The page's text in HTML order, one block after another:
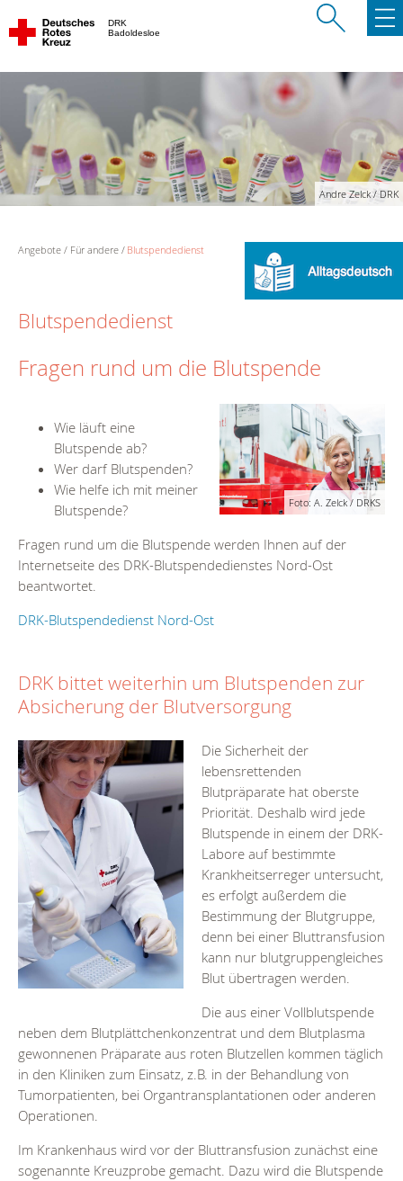
DRK
Badoldesloe
Andre Zelck / DRK
Angebote Für andere Blutspendedienst
Blutspendedienst
Fragen rund um die Blutspende
Foto: A. Zelck / DRKS
Wie läuft eine
Blutspende ab?
Wer darf Blutspenden?
Wie helfe ich mit meiner
Blutspende?
Fragen rund um die Blutspende werden Ihnen auf der
Internetseite des DRK-Blutspendedienstes Nord-Ost
beantwortet.
DRK-Blutspendedienst Nord-Ost
DRK bittet weiterhin um Blutspenden zur
Absicherung der Blutversorgung
Die Sicherheit der
lebensrettenden
Blutpräparate hat oberste
Priorität. Deshalb wird jede
Blutspende in einem der DRK-
Labore auf bestimmte
Krankheitserreger untersucht,
es erfolgt außerdem die
Bestimmung der Blutgruppe,
denn bei einer Bluttransfusion
kann nur blutgruppengleiches
Blut übertragen werden.
Die aus einer Vollblutspende
neben dem Blutplättchenkonzentrat und dem Blutplasma
gewonnenen Präparate aus roten Blutzellen kommen täglich
in den Kliniken zum Einsatz, z.B. in der Behandlung von
Tumorpatienten, bei Organtransplantationen oder anderen
Operationen.
Im Krankenhaus wird vor der Bluttransfusion zunächst eine
sogenannte Kreuzprobe gemacht. Dazu wird die Blutspende